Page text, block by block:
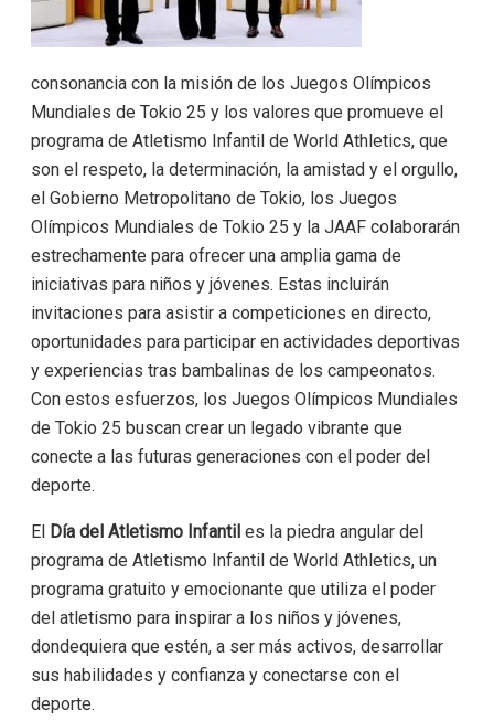
consonancia con la misión de los Juegos Olímpicos
Mundiales de Tokio 25 y los valores que promueve el
programa de Atletismo Infantil de World Athletics, que
son el respeto, la determinación, la amistad y el orgullo,
el Gobierno Metropolitano de Tokio, los Juegos
Olímpicos Mundiales de Tokio 25 y la JAAF colaborarán
estrechamente para ofrecer una amplia gama de
iniciativas para niños y jóvenes. Estas incluirán
invitaciones para asistir a competiciones en directo,
oportunidades para participar en actividades deportivas
y experiencias tras bambalinas de los campeonatos.
Con estos esfuerzos, los Juegos Olímpicos Mundiales
de Tokio 25 buscan crear un legado vibrante que
conecte a las futuras generaciones con el poder del
deporte.
El Día del Atletismo Infantiles la piedra angular del
programa de Atletismo Infantil de World Athletics, un
programa gratuito y emocionante que utiliza el poder
del atletismo para inspirar a los niños y jóvenes,
dondequiera que estén, a ser más activos, desarrollar
sus habilidades y confianza y conectarse con el
deporte.